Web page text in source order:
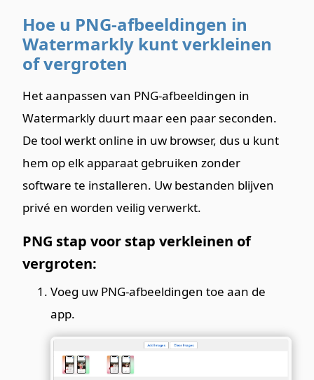
Hoe u PNG-afbeeldingen in
Watermarkly kunt verkleinen
of vergroten
Het aanpassen van PNG-afbeeldingen in
Watermarkly duurt maar een paar seconden.
De tool werkt online in uw browser, dus u kunt
hem op elk apparaat gebruiken zonder
software te installeren. Uw bestanden blijven
privé en worden veilig verwerkt.
PNG stap voor stap verkleinen of
vergroten:
Voeg uw PNG-afbeeldingen toe aan de
app.